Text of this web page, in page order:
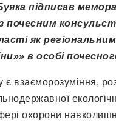
підписав
почесним
як
в особі
взаєморозуміння,
охорони